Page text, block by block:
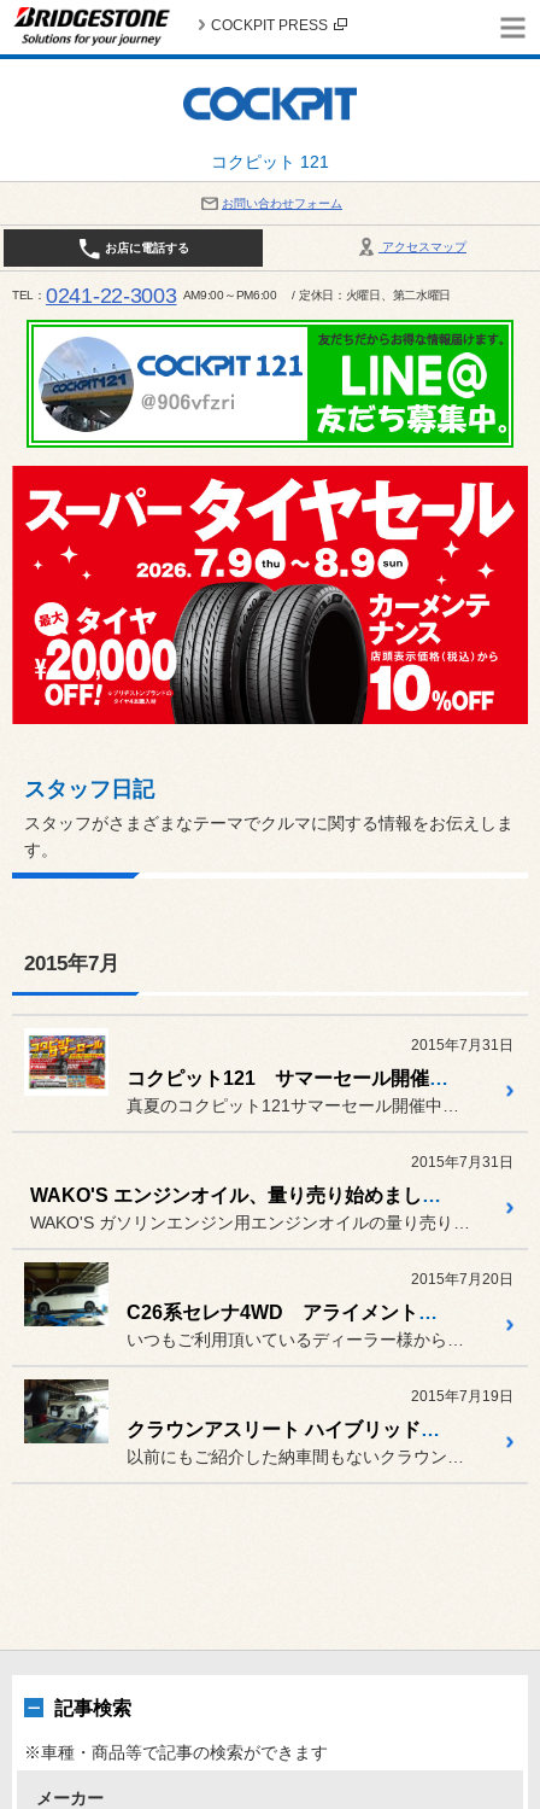
コクピット 121
COCKPIT PRESS
お問い合わせフォーム
アクセスマップ
お店に電話する
TEL 0241-22-3003 AM9:00～PM6:00 / 定休日：火曜日、第二水曜日
スタッフ日記
スタッフがさまざまなテーマでクルマに関する情報をお伝えしま
す。
2015年7月
2015年7月31日
コクピット121 サマーセール開催中！！
2015年7月31日
WAKO'S エンジンオイル、量り売り始めました！！
2015年7月20日
C26系セレナ4WD アライメント調整
2015年7月19日
クラウンアスリート ハイブリッド 下廻り点検とアライメント調整
記事検索
※車種・商品等で記事の検索ができます
メーカー